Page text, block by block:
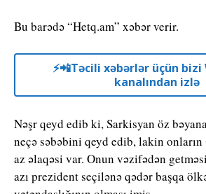
Bu barədə “Hetq.am” xəbər verir.
⚡️📲Təcili xəbərlər üçün
kanalından izlə
Nəşr qeyd edib ki, Sarkisyan öz
neçə səbəbini qeyd edib, lakin
az əlaqəsi var. Onun vəzifədən
azı prezident seçilənə qədər başqa